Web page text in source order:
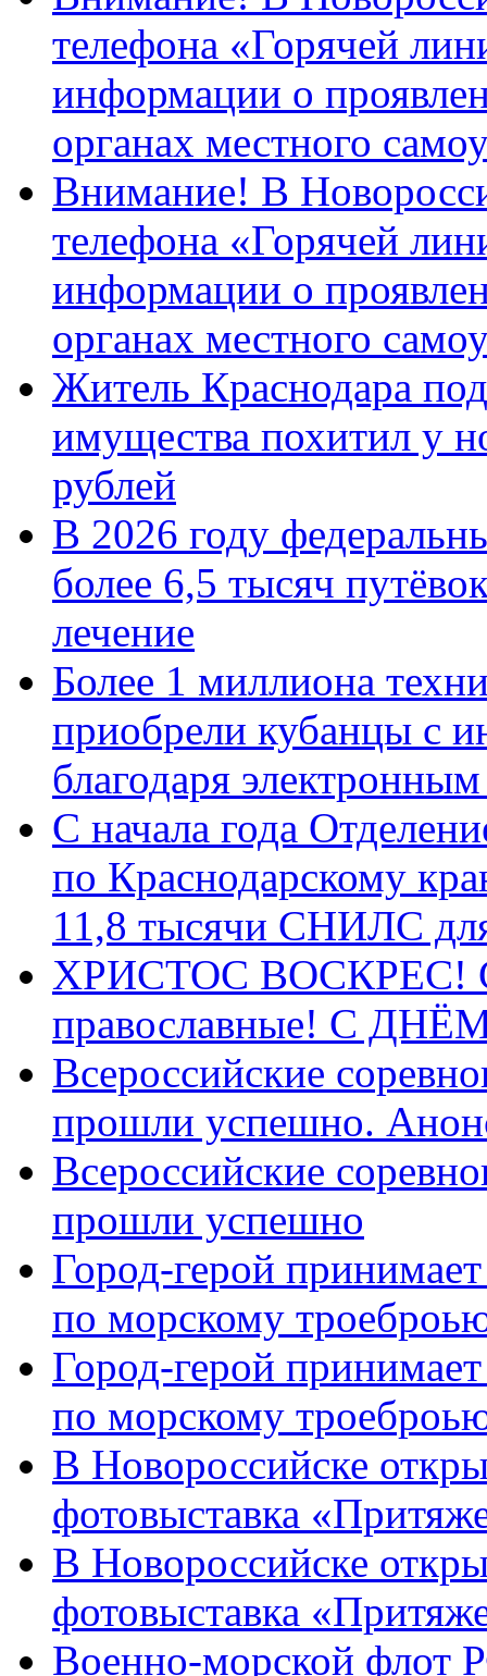
телефона «Горячей
информации о
органах местного
Внимание! В
телефона «Горячей
информации о
органах местного
Житель Краснодара
имущества похитил у
рублей
В 2026 году
более 6,5 тысяч
лечение
Более 1 миллиона
приобрели кубанцы с
благодаря
С начала года
по Краснодарскому
11,8 тысячи СНИЛС
ХРИСТОС ВОСКРЕС! С
православные! C
Всероссийские
прошли успешно.
Всероссийские
прошли успешно
Город-герой
по морскому
Город-герой
по морскому
В Новороссийске
фотовыставка
В Новороссийске
фотовыставка
Военно-морской флот